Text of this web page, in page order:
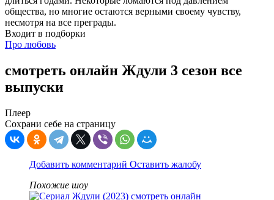
общества, но многие остаются верными своему чувству,
несмотря на все преграды.
Входит в подборки
Про любовь
смотреть онлайн Ждули 3 сезон все
выпуски
Плеер
Сохрани себе на страницу
Добавить комментарий Оставить жалобу
Похожие шоу